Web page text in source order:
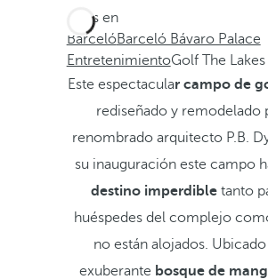
Estás en
BarcelóBarceló Bávaro Palace
EntretenimientoGolf The Lakes
Este espectacular campo de
rediseñado y remodelado
renombrado arquitecto P.B.
su inauguración este campo
destino imperdible tanto
huéspedes del complejo
no están alojados.
exuberante bosque de